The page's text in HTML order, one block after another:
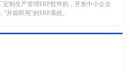
制生产管理ERP软件的，开发中小企业
开箱即用"的ERP系统。